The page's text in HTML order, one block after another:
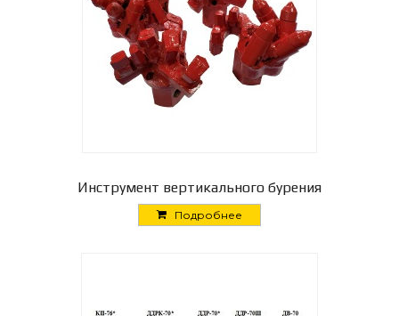
Инструмент вертикального бурения
Подробнее